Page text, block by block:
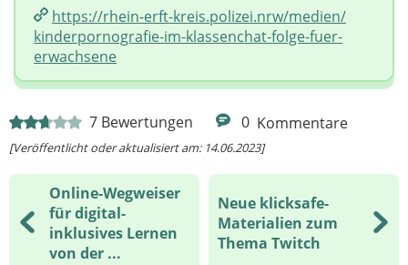
7 Bewertungen 0 Kommentare
[Veröffentlicht oder aktualisiert am: 14.06.2023]
Online-Wegweiser
für digital-
inklusives Lernen
von der ...
Neue klicksafe-
Materialien zum
Thema Twitch
https://rhein-erft-kreis.polizei.nrw/​medien/​
kinderpornografie-im-klassenchat-folge-fuer-
erwachsene